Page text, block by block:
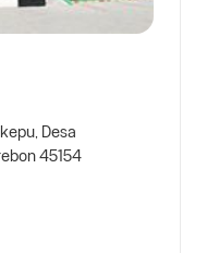
Desa
45154